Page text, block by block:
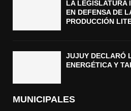
LA LEGISLATURA
EN DEFENSA DE
PRODUCCIÓN
JUJUY DECLARÓ
ENERGÉTICA Y
MUNICIPALES